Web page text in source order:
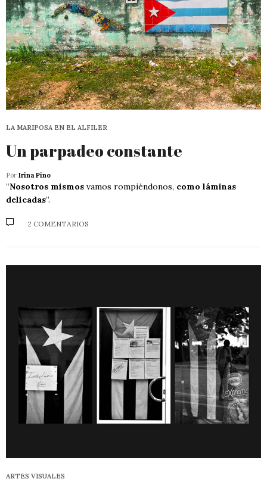
LA MARIPOSA EN EL ALFILER
Un parpadeo constante
Por Irina Pino
“Nosotros mismos vamos rompiéndonos, como láminas
delicadas”.
2 COMENTARIOS
ARTES VISUALES